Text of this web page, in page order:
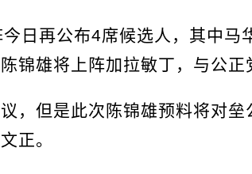
今日再公布4席候选人，其中马
锦雄将上阵加拉敏丁，与公正
，但是此次陈锦雄预料将对垒
正。